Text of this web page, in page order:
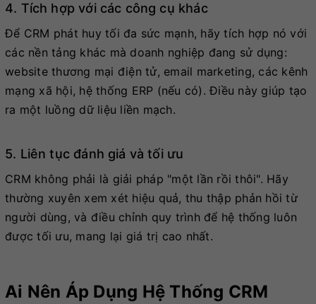
4. Tích hợp với các công cụ khác
Để CRM phát huy tối đa sức mạnh, hãy tích hợp nó với
các nền tảng khác mà doanh nghiệp đang sử dụng:
website thương mại điện tử, email marketing, các kênh
mạng xã hội, hệ thống ERP (nếu có). Điều này giúp tạo
ra một luồng dữ liệu liền mạch.
5. Liên tục đánh giá và tối ưu
CRM không phải là giải pháp "một lần rồi thôi". Hãy
thường xuyên xem xét hiệu quả, thu thập phản hồi từ
người dùng, và điều chỉnh quy trình để hệ thống luôn
được tối ưu, mang lại giá trị cao nhất.
Ai Nên Áp Dụng Hệ Thống CRM